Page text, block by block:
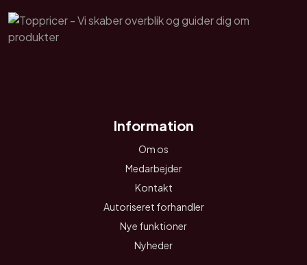
Information
Om os
Medarbejder
Kontakt
Autoriseret forhandler
Nye funktioner
Nyheder